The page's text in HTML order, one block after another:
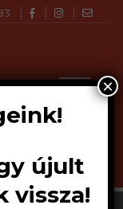
KERESÉS
újult
vissza!
×